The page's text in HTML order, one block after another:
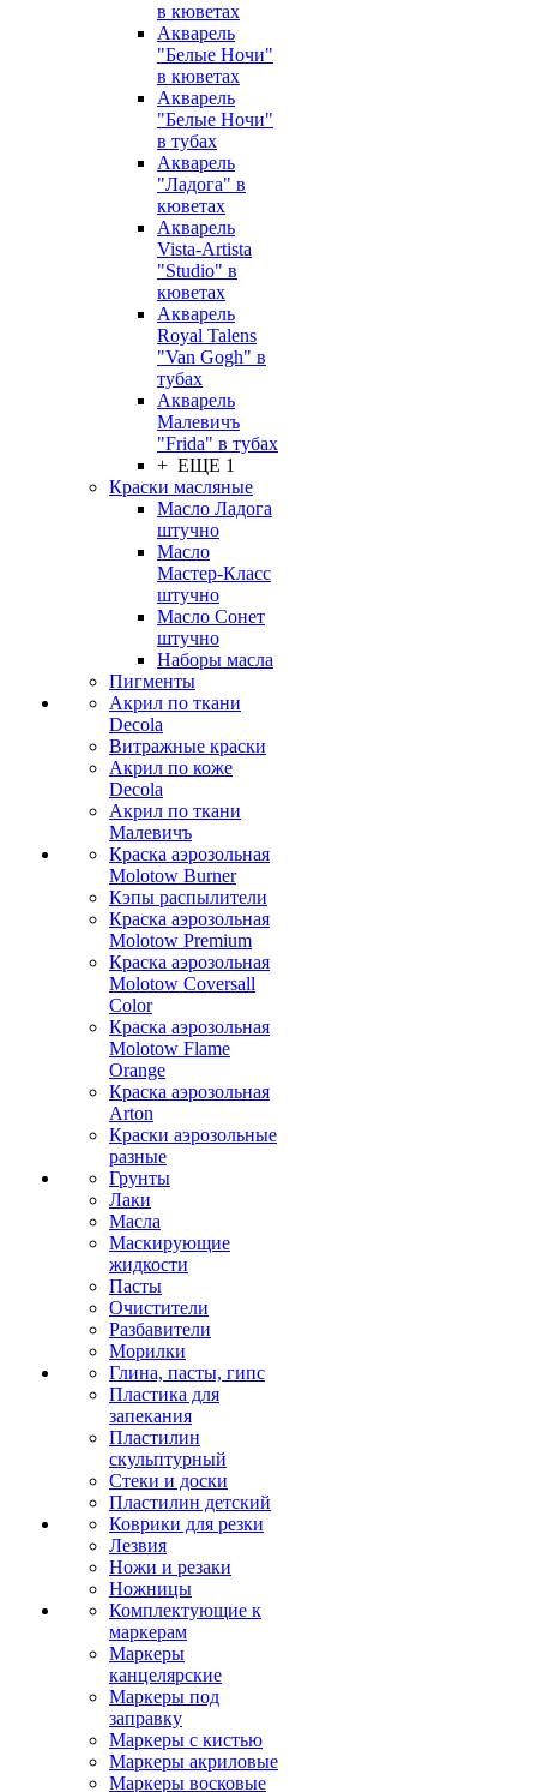
в кюветах
Акварель
"Белые Ночи"
в кюветах
Акварель
"Белые Ночи"
в тубах
Акварель
"Ладога" в
кюветах
Акварель
Vista-Artista
"Studio" в
кюветах
Акварель
Royal Talens
"Van Gogh" в
тубах
Акварель
Малевичъ
"Frida" в тубах
+ ЕЩЕ 1
Краски масляные
Масло Ладога
штучно
Масло
Мастер-Класс
штучно
Масло Сонет
штучно
Наборы масла
Пигменты
Акрил по ткани
Decola
Витражные краски
Акрил по коже
Decola
Акрил по ткани
Малевичъ
Краска аэрозольная
Molotow Burner
Кэпы распылители
Краска аэрозольная
Molotow Premium
Краска аэрозольная
Molotow Coversall
Color
Краска аэрозольная
Molotow Flame
Orange
Краска аэрозольная
Arton
Краски аэрозольные
разные
Грунты
Лаки
Масла
Маскирующие
жидкости
Пасты
Очистители
Разбавители
Морилки
Глина, пасты, гипс
Пластика для
запекания
Пластилин
скульптурный
Стеки и доски
Пластилин детский
Коврики для резки
Лезвия
Ножи и резаки
Ножницы
Комплектующие к
маркерам
Маркеры
канцелярские
Маркеры под
заправку
Маркеры с кистью
Маркеры акриловые
Маркеры восковые